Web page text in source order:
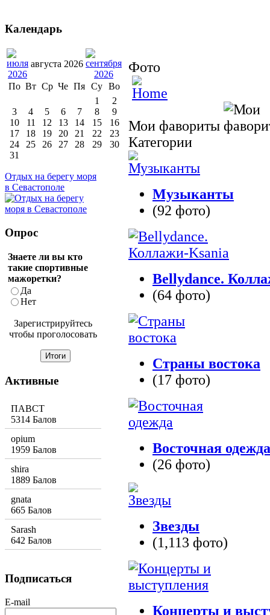
Фото
Мои фавориты
Категории
Музыканты
(92 фото)
Bellydance.
(64 фото)
Страны востока
(17 фото)
Восточная одежда
(26 фото)
Звезды
(1,113 фото)
Концерты и
Календарь
августа 2026
По Вт Ср Че Пя Су Во
1
2
3
4 5 6 7 8
9
10
11 12 13 14 15
16
17
18 19 20 21 22
23
24
25 26 27 28 29
30
31
Отдых на берегу моря
в Севастополе
Опрос
Знаете ли вы кто
такие спортивные
мажоретки?
Да
Нет
Зарегистрируйтесь
чтобы проголосовать
Активные
ПАВСТ
5314 Балов
opium
1959 Балов
shira
1889 Балов
gnata
665 Балов
Sarash
642 Балов
Подписаться
E-mail